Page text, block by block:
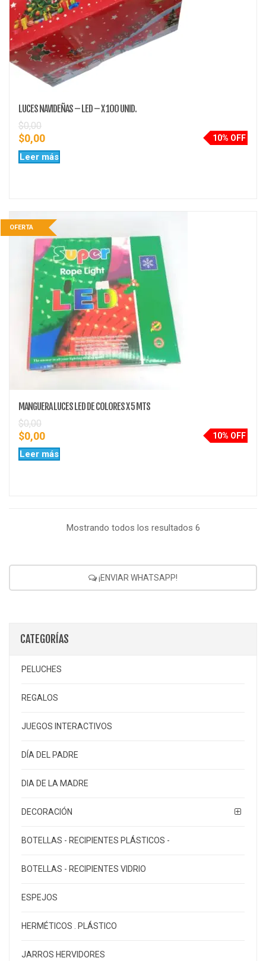
LUCES NAVIDEÑAS – LED – X 100 UNID.
10% OFF
$0,00
$0,00
Leer más
OFERTA
MANGUERA LUCES LED DE COLORES X 5 MTS
10% OFF
$0,00
$0,00
Leer más
Mostrando todos los resultados 6
¡ENVIAR WHATSAPP!
CATEGORÍAS
PELUCHES
REGALOS
JUEGOS INTERACTIVOS
DÍA DEL PADRE
DIA DE LA MADRE
DECORACIÓN
BOTELLAS - RECIPIENTES PLÁSTICOS -
BOTELLAS - RECIPIENTES VIDRIO
ESPEJOS
HERMÉTICOS . PLÁSTICO
JARROS HERVIDORES